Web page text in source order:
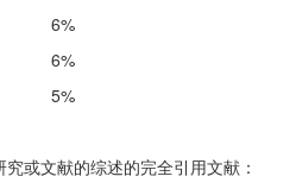
6%
6%
5%
或文献的综述的完全引用文献：